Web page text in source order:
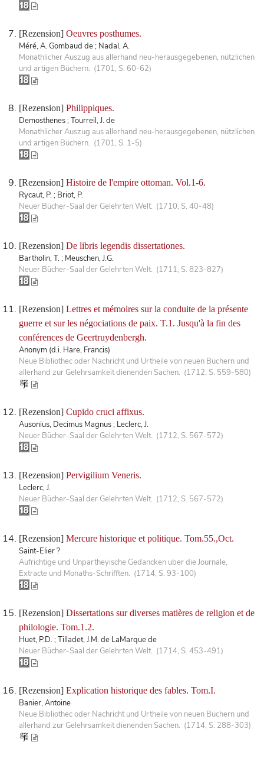
[Rezension] Oeuvres posthumes.
Méré, A. Gombaud de ; Nadal, A.
Monathlicher Auszug aus allerhand neu-herausgegebenen, nützlichen
und artigen Büchern. (1701, S. 60-62)
[Rezension] Philippiques.
Demosthenes ; Tourreil, J. de
Monathlicher Auszug aus allerhand neu-herausgegebenen, nützlichen
und artigen Büchern. (1701, S. 1-5)
[Rezension] Histoire de l'empire ottoman. Vol.1-6.
Rycaut, P. ; Briot, P.
Neuer Bücher-Saal der Gelehrten Welt. (1710, S. 40-48)
[Rezension] De libris legendis dissertationes.
Bartholin, T. ; Meuschen, J.G.
Neuer Bücher-Saal der Gelehrten Welt. (1711, S. 823-827)
[Rezension] Lettres et mémoires sur la conduite de la présente
guerre et sur les négociations de paix. T.1. Jusqu'à la fin des
conférences de Geertruydenbergh.
Anonym (d.i. Hare, Francis)
Neue Bibliothec oder Nachricht und Urtheile von neuen Büchern und
allerhand zur Gelehrsamkeit dienenden Sachen. (1712, S. 559-580)
[Rezension] Cupido cruci affixus.
Ausonius, Decimus Magnus ; Leclerc, J.
Neuer Bücher-Saal der Gelehrten Welt. (1712, S. 567-572)
[Rezension] Pervigilium Veneris.
Leclerc, J.
Neuer Bücher-Saal der Gelehrten Welt. (1712, S. 567-572)
[Rezension] Mercure historique et politique. Tom.55.,Oct.
Saint-Elier ?
Aufrichtige und Unpartheyische Gedancken uber die Journale,
Extracte und Monaths-Schrifften. (1714, S. 93-100)
[Rezension] Dissertations sur diverses matières de religion et de
philologie. Tom.1.2.
Huet, P.D. ; Tilladet, J.M. de LaMarque de
Neuer Bücher-Saal der Gelehrten Welt. (1714, S. 453-491)
[Rezension] Explication historique des fables. Tom.I.
Banier, Antoine
Neue Bibliothec oder Nachricht und Urtheile von neuen Büchern und
allerhand zur Gelehrsamkeit dienenden Sachen. (1714, S. 288-303)